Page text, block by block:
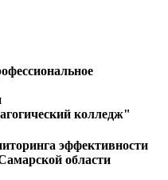
колледж"
эффективности
области